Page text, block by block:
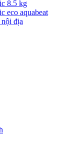
8.5 kg
eco aquabeat
địa